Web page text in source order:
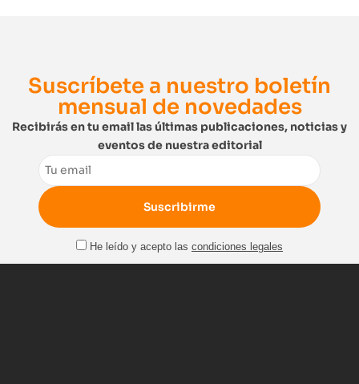
Suscríbete a nuestro boletín
mensual de novedades
Recibirás en tu email las últimas publicaciones, noticias y
eventos de nuestra editorial
Email
He leído y acepto las condiciones legales